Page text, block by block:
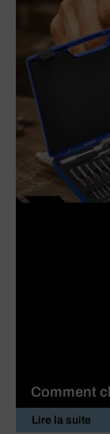
Comment
Lire la suite